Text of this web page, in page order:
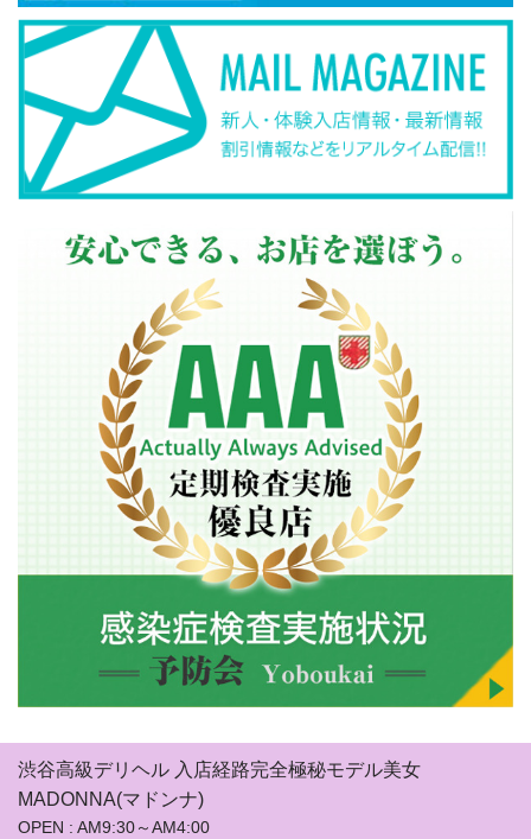
渋谷高級デリヘル 入店経路完全極秘モデル美女
MADONNA(マドンナ)
OPEN : AM9:30～AM4:00